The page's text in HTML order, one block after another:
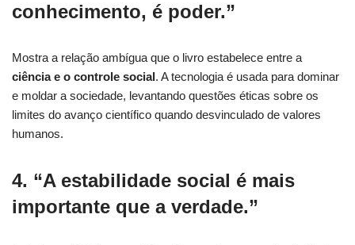
conhecimento, é poder.”
Mostra a relação ambígua que o livro estabelece entre a
ciência e o controle social. A tecnologia é usada para dominar
e moldar a sociedade, levantando questões éticas sobre os
limites do avanço científico quando desvinculado de valores
humanos.
4. “A estabilidade social é mais
importante que a verdade.”